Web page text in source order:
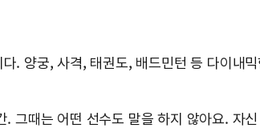
. 양궁, 사격, 태권도, 배드민턴 등 다이내
그때는 어떤 선수도 말을 하지 않아요. 자